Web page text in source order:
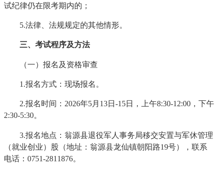
试纪律仍在限考期内的；
5.法律、法规规定的其他情形。
三、考试程序及方法
（一）报名及资格审查
1.报名方式：现场报名。
2.报名时间：2026年5月13日-15日，上午8:30-12:00，下午
2:30-5:30。
3.报名地点：翁源县退役军人事务局移交安置与军休管理
（就业创业）股（地址：翁源县龙仙镇朝阳路19号），联系
电话：0751-2811876。